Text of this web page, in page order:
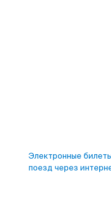
Электронные
поезд через